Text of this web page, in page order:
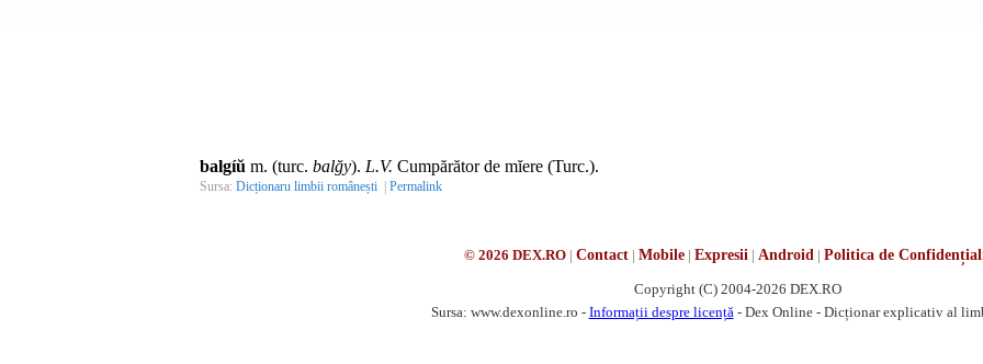
balgíŭ m. (turc. balğy). L.V. Cumpărător de mĭere (Turc.).
Sursa: Dicționaru limbii românești | Permalink
© 2026 DEX.RO| Contact| Mobile| Expresii | Android | Politica de
Copyright (C) 2004-2026 DEX.RO
Sursa: www.dexonline.ro - Informații despre licență - Dex Online - Dicționar explicativ al